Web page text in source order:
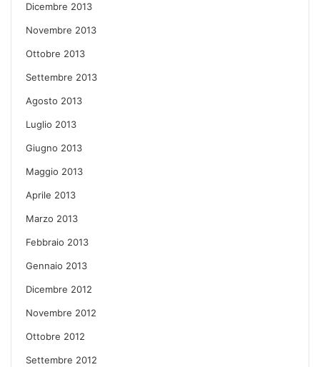
Dicembre 2013
Novembre 2013
Ottobre 2013
Settembre 2013
Agosto 2013
Luglio 2013
Giugno 2013
Maggio 2013
Aprile 2013
Marzo 2013
Febbraio 2013
Gennaio 2013
Dicembre 2012
Novembre 2012
Ottobre 2012
Settembre 2012